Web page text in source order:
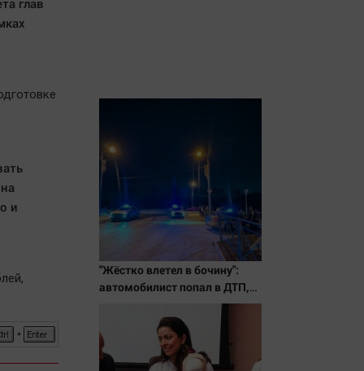
глав
и
"Жёстко влетел в бочину":
автомобилист попал в ДТП,
уходя от полицейской погони
в Южно-Сахалинске